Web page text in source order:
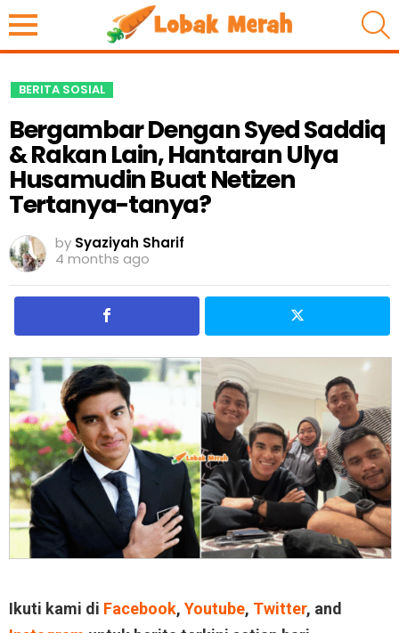
BERITA SOSIAL
Bergambar Dengan Syed Saddiq
& Rakan Lain, Hantaran Ulya
Husamudin Buat Netizen
Tertanya-tanya?
by Syaziyah Sharif
4 months ago
Ikuti kami di Facebook, Youtube, Twitter, and